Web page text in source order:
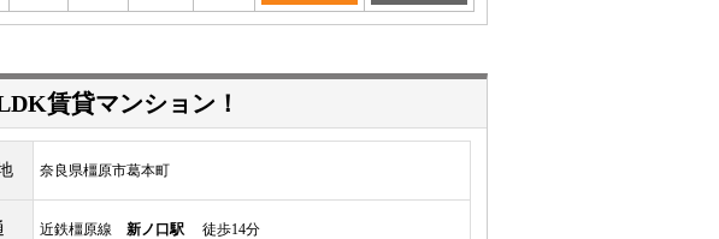
賃貸マンション！
奈良県橿原市葛本町
近鉄橿原線 新ノ口駅 徒歩14分